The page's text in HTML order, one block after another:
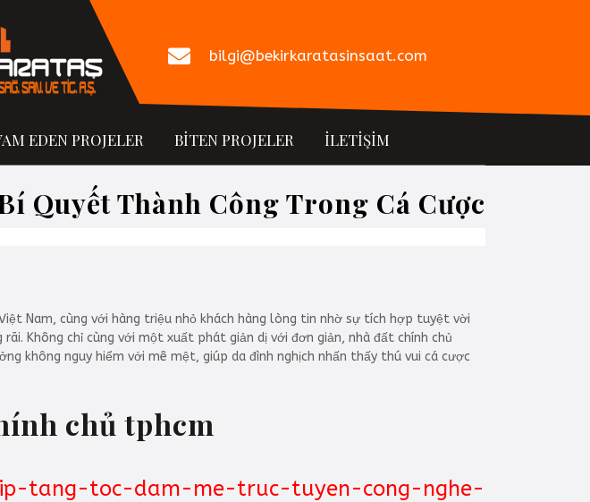
bilgi@bekirkaratasinsaat.com
EDEN PROJELER BİTEN PROJELER İLETİŞİM
Quyết Thành Công Trong Cá Cược
Nam, cùng với hàng triệu nhỏ khách hàng lòng tin nhờ sự tích hợp tuyệt vời
Không chỉ cùng với một xuất phát giản dị với đơn giản, nhà đất chính chủ
không nguy hiểm với mê mệt, giúp da đình nghịch nhấn thấy thú vui cá cược
chủ tphcm
tang-toc-dam-me-truc-tuyen-cong-nghe-